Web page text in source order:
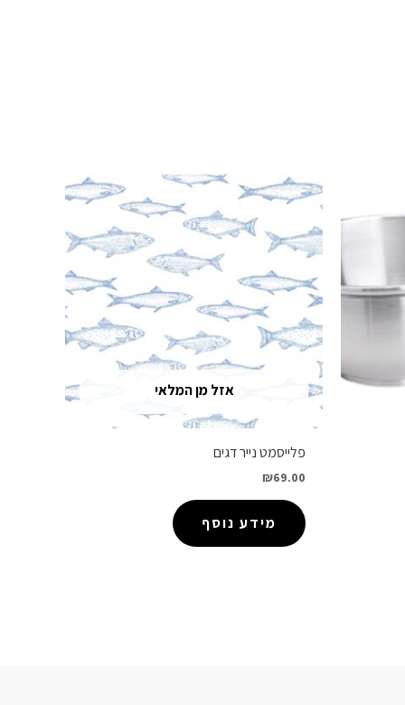
אזל מן המלאי
פלייסמט נייר דגים
₪69.00
מידע נוסף